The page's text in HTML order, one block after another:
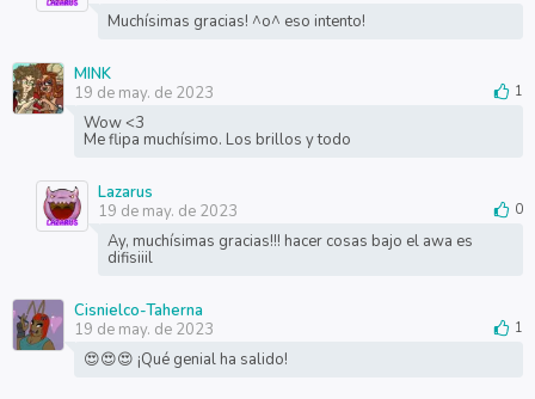
Muchísimas gracias! ^o^ eso intento!
MINK
19 de may. de 2023
1
Wow <3
Me flipa muchísimo. Los brillos y todo
Lazarus
19 de may. de 2023
0
Ay, muchísimas gracias!!! hacer cosas bajo el awa es
difisiiil
Cisnielco-Taherna
19 de may. de 2023
1
😍😍😍 ¡Qué genial ha salido!